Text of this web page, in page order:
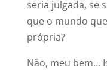
seria julgada, se
que o mundo
própria?
Não, meu bem…